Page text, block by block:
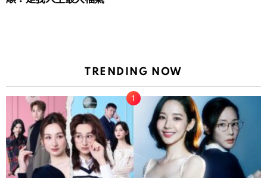
TRENDING NOW